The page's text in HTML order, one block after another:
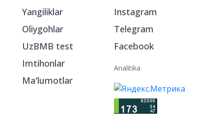
Yangiliklar
Oliygohlar
UzBMB test
Imtihonlar
Ma'lumotlar
Instagram
Telegram
Facebook
Analitika